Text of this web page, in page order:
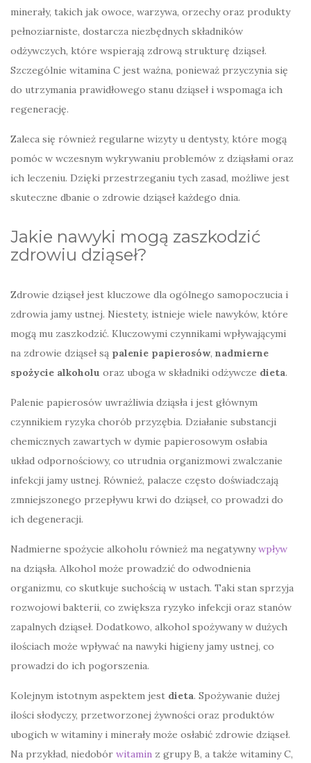
minerały, takich jak owoce, warzywa, orzechy oraz produkty
pełnoziarniste, dostarcza niezbędnych składników
odżywczych, które wspierają zdrową strukturę dziąseł.
Szczególnie witamina C jest ważna, ponieważ przyczynia się
do utrzymania prawidłowego stanu dziąseł i wspomaga ich
regenerację.
Zaleca się również regularne wizyty u dentysty, które mogą
pomóc w wczesnym wykrywaniu problemów z dziąsłami oraz
ich leczeniu. Dzięki przestrzeganiu tych zasad, możliwe jest
skuteczne dbanie o zdrowie dziąseł każdego dnia.
Jakie nawyki mogą zaszkodzić
zdrowiu dziąseł?
Zdrowie dziąseł jest kluczowe dla ogólnego samopoczucia i
zdrowia jamy ustnej. Niestety, istnieje wiele nawyków, które
mogą mu zaszkodzić. Kluczowymi czynnikami wpływającymi
na zdrowie dziąseł są palenie papierosów, nadmierne
spożycie alkoholu oraz uboga w składniki odżywcze dieta.
Palenie papierosów uwrażliwia dziąsła i jest głównym
czynnikiem ryzyka chorób przyzębia. Działanie substancji
chemicznych zawartych w dymie papierosowym osłabia
układ odpornościowy, co utrudnia organizmowi zwalczanie
infekcji jamy ustnej. Również, palacze często doświadczają
zmniejszonego przepływu krwi do dziąseł, co prowadzi do
ich degeneracji.
Nadmierne spożycie alkoholu również ma negatywnywpływ
na dziąsła. Alkohol może prowadzić do odwodnienia
organizmu, co skutkuje suchością w ustach. Taki stan sprzyja
rozwojowi bakterii, co zwiększa ryzyko infekcji oraz stanów
zapalnych dziąseł. Dodatkowo, alkohol spożywany w dużych
ilościach może wpływać na nawyki higieny jamy ustnej, co
prowadzi do ich pogorszenia.
Kolejnym istotnym aspektem jest dieta. Spożywanie dużej
ilości słodyczy, przetworzonej żywności oraz produktów
ubogich w witaminy i minerały może osłabić zdrowie dziąseł.
Na przykład, niedobór witamin z grupy B, a także witaminy C,